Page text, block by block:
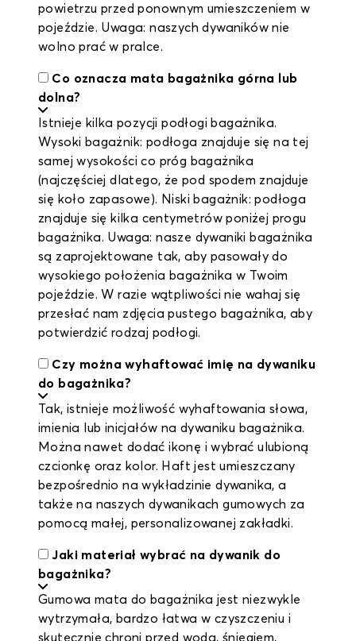
powietrzu przed ponownym umieszczeniem w
pojeździe. Uwaga: naszych dywaników nie
wolno prać w pralce.
Co oznacza mata bagażnika górna lub
dolna?
Istnieje kilka pozycji podłogi bagażnika.
Wysoki bagażnik: podłoga znajduje się na tej
samej wysokości co próg bagażnika
(najczęściej dlatego, że pod spodem znajduje
się koło zapasowe). Niski bagażnik: podłoga
znajduje się kilka centymetrów poniżej progu
bagażnika. Uwaga: nasze dywaniki bagażnika
są zaprojektowane tak, aby pasowały do
wysokiego położenia bagażnika w Twoim
pojeździe. W razie wątpliwości nie wahaj się
przesłać nam zdjęcia pustego bagażnika, aby
potwierdzić rodzaj podłogi.
Czy można wyhaftować imię na dywaniku
do bagażnika?
Tak, istnieje możliwość wyhaftowania słowa,
imienia lub inicjałów na dywaniku bagażnika.
Można nawet dodać ikonę i wybrać ulubioną
czcionkę oraz kolor. Haft jest umieszczany
bezpośrednio na wykładzinie dywanika, a
także na naszych dywanikach gumowych za
pomocą małej, personalizowanej zakładki.
Jaki materiał wybrać na dywanik do
bagażnika?
Gumowa mata do bagażnika jest niezwykle
wytrzymała, bardzo łatwa w czyszczeniu i
skutecznie chroni przed wodą, śniegiem,